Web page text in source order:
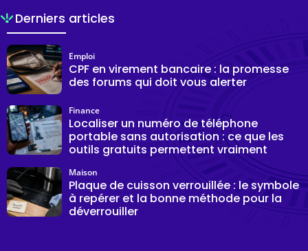
Derniers articles
CPF en virement bancaire : la promesse
des forums qui doit vous alerter
Emploi
Localiser un numéro de téléphone
portable sans autorisation : ce que les
outils gratuits permettent vraiment
Finance
Plaque de cuisson verrouillée : le symbole
à repérer et la bonne méthode pour la
déverrouiller
Maison